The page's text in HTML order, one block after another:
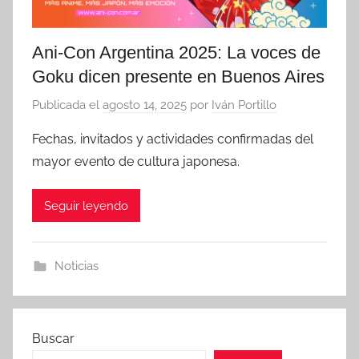
Ani-Con Argentina 2025: La voces de
Goku dicen presente en Buenos Aires
Publicada el agosto 14, 2025 por Iván Portillo
Fechas, invitados y actividades confirmadas del
mayor evento de cultura japonesa.
Seguir leyendo
Noticias
Buscar